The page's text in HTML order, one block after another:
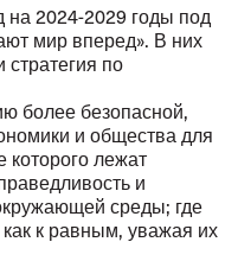
на 2024-2029 годы под
мир вперед». В них
по
более безопасной,
и общества для
лежат
и
среды; где
к равным, уважая их